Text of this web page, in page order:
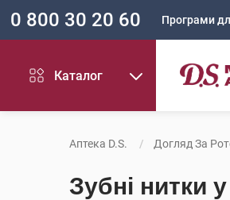
0 800 30 20 60 Програми
Каталог
Аптека D.S. Догляд За
Зубні нитки у